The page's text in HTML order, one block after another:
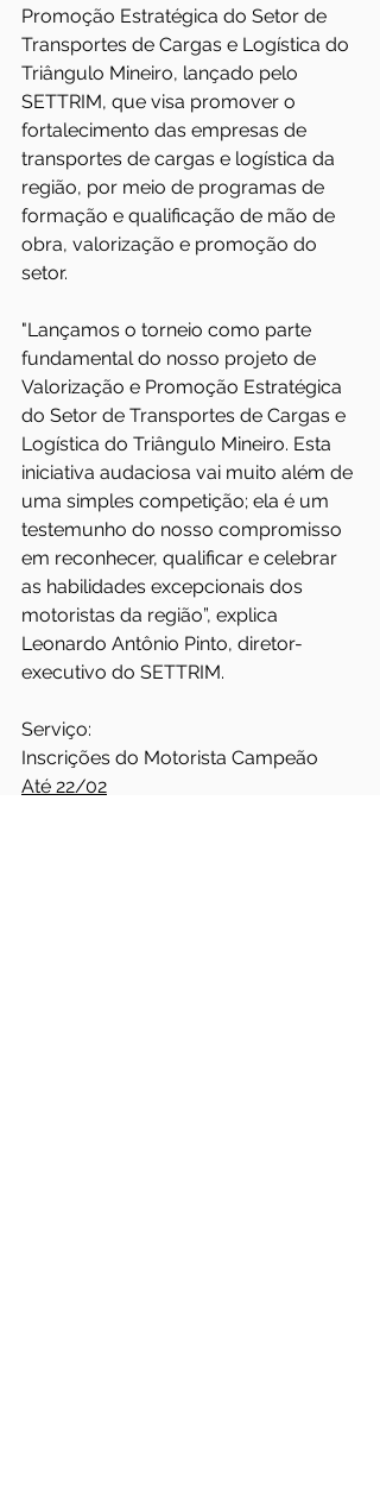
Promoção Estratégica do Setor de
Transportes de Cargas e Logística do
Triângulo Mineiro, lançado pelo
SETTRIM, que visa promover o
fortalecimento das empresas de
transportes de cargas e logística da
região, por meio de programas de
formação e qualificação de mão de
obra, valorização e promoção do
setor.
"Lançamos o torneio como parte
fundamental do nosso projeto de
Valorização e Promoção Estratégica
do Setor de Transportes de Cargas e
Logística do Triângulo Mineiro. Esta
iniciativa audaciosa vai muito além de
uma simples competição; ela é um
testemunho do nosso compromisso
em reconhecer, qualificar e celebrar
as habilidades excepcionais dos
motoristas da região”, explica
Leonardo Antônio Pinto, diretor-
executivo do SETTRIM.
Serviço:
Inscrições do Motorista Campeão
Até 22/02